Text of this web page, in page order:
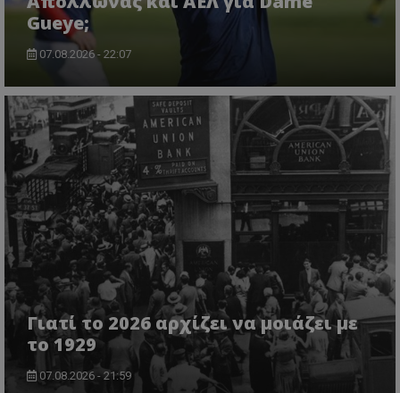
Gueye;
07.08.2026 - 22:07
Γιατί το 2026 αρχίζει να μοιάζει με
το 1929
07.08.2026 - 21:59